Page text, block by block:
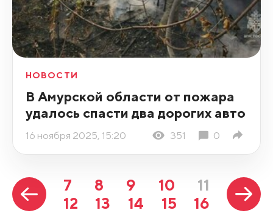
НОВОСТИ
В Амурской области от пожара
удалось спасти два дорогих авто
16 ноября 2025, 15:20 351 0
7 8 9 10
11
12
13 14 15 16